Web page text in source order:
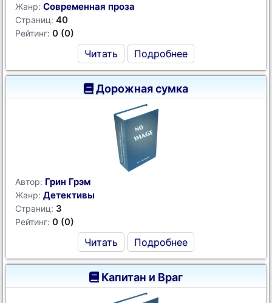
Жанр: Современная проза
Страниц: 40
Рейтинг: 0 (0)
Читать Подробнее
Дорожная сумка
Автор: Грин Грэм
Жанр: Детективы
Страниц: 3
Рейтинг: 0 (0)
Читать Подробнее
Капитан и Враг